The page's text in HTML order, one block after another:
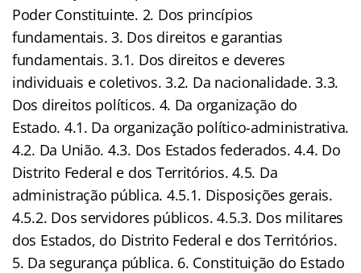
Poder Constituinte. 2. Dos princípios
fundamentais. 3. Dos direitos e garantias
fundamentais. 3.1. Dos direitos e deveres
individuais e coletivos. 3.2. Da nacionalidade. 3.3.
Dos direitos políticos. 4. Da organização do
Estado. 4.1. Da organização político-administrativa.
4.2. Da União. 4.3. Dos Estados federados. 4.4. Do
Distrito Federal e dos Territórios. 4.5. Da
administração pública. 4.5.1. Disposições gerais.
4.5.2. Dos servidores públicos. 4.5.3. Dos militares
dos Estados, do Distrito Federal e dos Territórios.
5. Da segurança pública. 6. Constituição do Estado